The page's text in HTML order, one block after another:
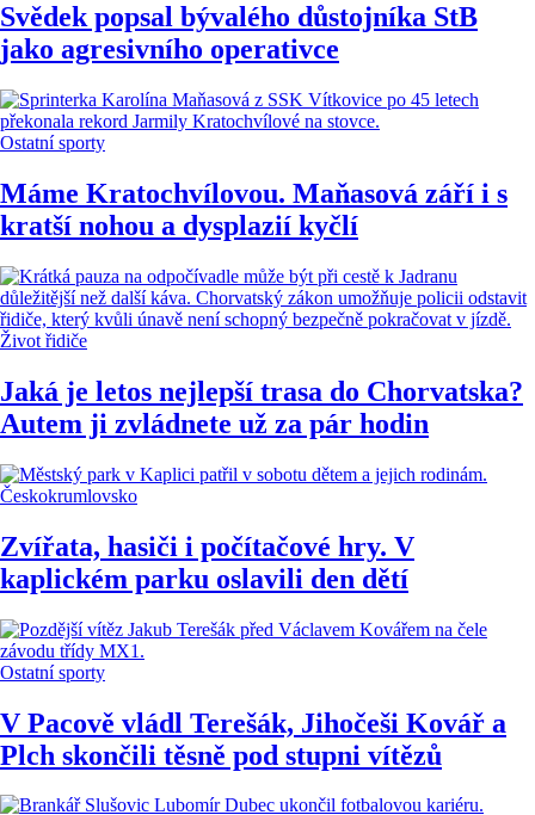
Svědek popsal bývalého důstojníka StB
jako agresivního operativce
Ostatní sporty
Máme Kratochvílovou. Maňasová září i s
kratší nohou a dysplazií kyčlí
Život řidiče
Jaká je letos nejlepší trasa do Chorvatska?
Autem ji zvládnete už za pár hodin
Českokrumlovsko
Zvířata, hasiči i počítačové hry. V
kaplickém parku oslavili den dětí
Ostatní sporty
V Pacově vládl Terešák, Jihočeši Kovář a
Plch skončili těsně pod stupni vítězů